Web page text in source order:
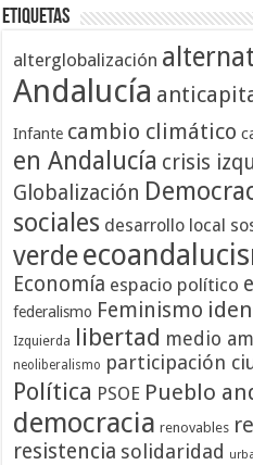
Etiquetas
alterglobalización
Andalucía
Infante cambio climático
en Andalucía crisis
Globalización
sociales desarrollo local
verde
Economía espacio político
federalismo Feminismo
Izquierda libertad medio
neoliberalismo participación
Política PSOE Pueblo
democracia renovables
resistencia solidaridad